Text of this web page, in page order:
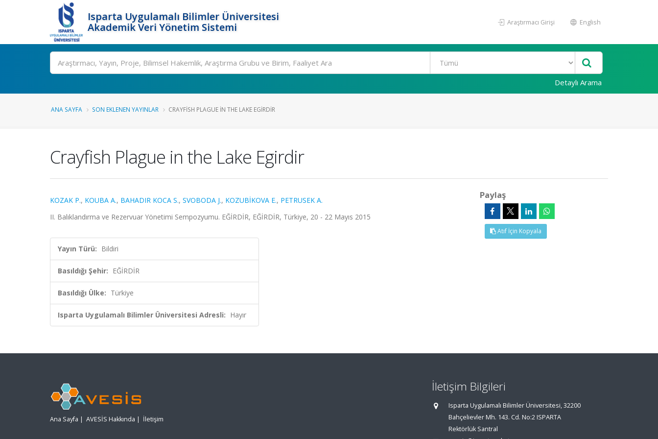
Isparta Uygulamalı Bilimler Üniversitesi
Akademik Veri Yönetim Sistemi
Araştırmacı Girişi English
Ara
Detaylı Arama
ANA SAYFA SON EKLENEN YAYINLAR CRAYFISH PLAGUE IN THE LAKE EGIRDIR
Crayfish Plague in the Lake Egirdir
KOZAK P., KOUBA A., BAHADIR KOCA S., SVOBODA J., KOZUBİKOVA E., PETRUSEK A.
II. Balıklandırma ve Rezervuar Yönetimi Sempozyumu. EĞİRDİR, EĞİRDİR, Türkiye, 20 - 22 Mayıs 2015
Yayın Türü: Bildiri
Basıldığı Şehir: EĞİRDİR
Basıldığı Ülke: Türkiye
Isparta Uygulamalı Bilimler Üniversitesi Adresli: Hayır
Paylaş
Atıf İçin Kopyala
Ana Sayfa | AVESİS Hakkında | İletişim
İletişim Bilgileri
Isparta Uygulamalı Bilimler Üniversitesi, 32200
Bahçelievler Mh. 143. Cd. No:2 ISPARTA
Rektörlük Santral